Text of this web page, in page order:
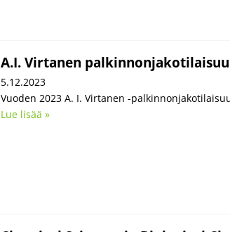
A.I. Virtanen
5.12.2023
Vuoden 2023 A. I. Virtanen -
Lue lisää »